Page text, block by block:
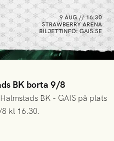
BK borta 9/8
BK - GAIS på plats
kl 16.30.